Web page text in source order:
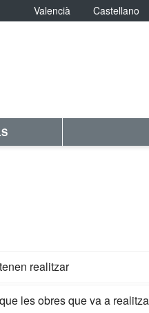
Valencià Castellano
realitzar
les obres que va a